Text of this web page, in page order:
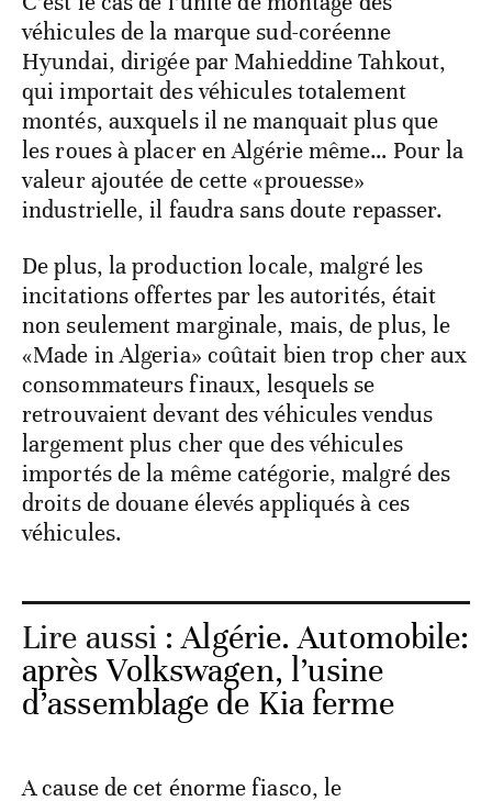
véhicules de la marque sud-coréenne
Hyundai, dirigée par Mahieddine Tahkout,
qui importait des véhicules totalement
montés, auxquels il ne manquait plus que
les roues à placer en Algérie même… Pour la
valeur ajoutée de cette «prouesse»
industrielle, il faudra sans doute repasser.
De plus, la production locale, malgré les
incitations offertes par les autorités, était
non seulement marginale, mais, de plus, le
«Made in Algeria» coûtait bien trop cher aux
consommateurs finaux, lesquels se
retrouvaient devant des véhicules vendus
largement plus cher que des véhicules
importés de la même catégorie, malgré des
droits de douane élevés appliqués à ces
véhicules.
Lire aussi :Algérie. Automobile:
après Volkswagen, l’usine
d’assemblage de Kia ferme
A cause de cet énorme fiasco, le